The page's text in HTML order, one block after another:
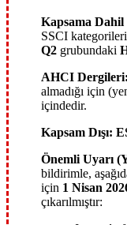
Kapsama
SSCI
Q2 grubundaki
AHCI Dergileri:
almadığı için
içindedir.
Kapsam Dışı:
Önemli Uyarı
bildirimle,
için 1 Nisan
çıkarılmıştır: